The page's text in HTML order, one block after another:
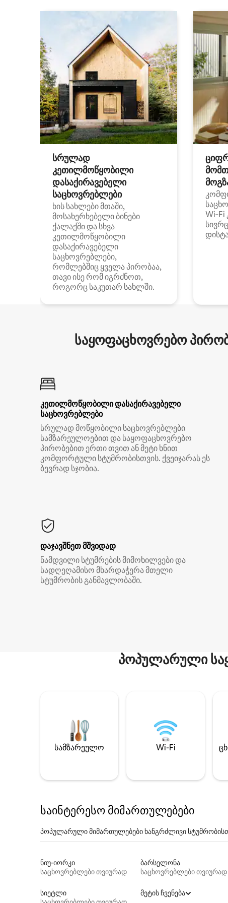
სრულად
კეთილმოწყობილი
დასაქირავებელი
საცხოვრებლები
ხის სახლები მთაში,
მოსახერხებელი ბინები
ქალაქში და სხვა
კეთილმოწყობილი
დასაქირავებელი
საცხოვრებლები,
რომლებშიც ყველა პირობაა,
თავი ისე რომ იგრძნოთ,
როგორც საკუთარ სახლში.
Wi‑Fi
საყოფაცხოვრებო
კეთილმოწყობილი დასაქირავებელი
საცხოვრებლები
სრულად მოწყობილი საცხოვრებლები
სამზარეულოებით და საყოფაცხოვრებო
პირობებით ერთი თვით ან მეტი ხნით
კომფორტული სტუმრობისთვის. ქვეიჯარას ეს
ბევრად სჯობია.
დაჯავშნეთ მშვიდად
ნამდვილი სტუმრების მიმოხილვები და
სადღეღამისო მხარდაჭერა მთელი
სტუმრობის განმავლობაში.
პოპულარული
სამზარეულო Wi-Fi
საინტერესო მიმართულებები
პოპულარული მიმართულებები ხანგრძლივი
ნიუ-იორკი
საცხოვრებლები თვიურად
ბარსელონა
საცხოვრებლები თვიურად
სიეტლი
მეტის ჩვენება